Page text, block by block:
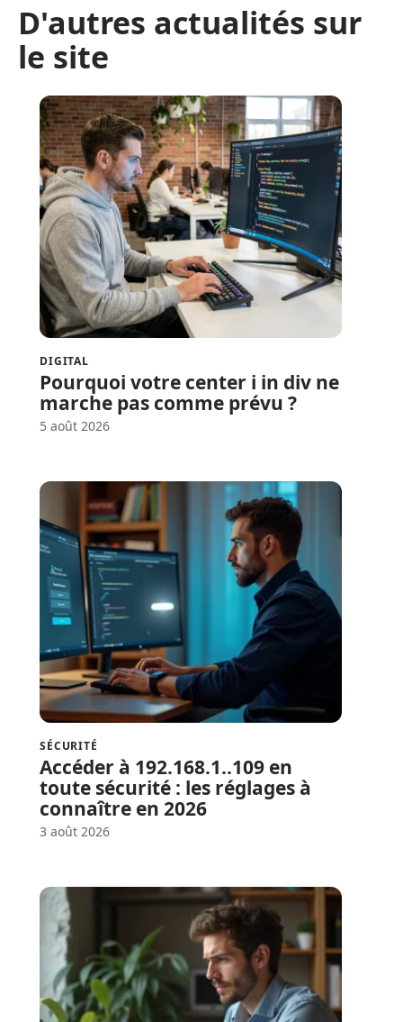
D'autres actualités sur
le site
DIGITAL
Pourquoi votre center i in div ne
marche pas comme prévu ?
5 août 2026
SÉCURITÉ
Accéder à 192.168.1..109 en
toute sécurité : les réglages à
connaître en 2026
3 août 2026